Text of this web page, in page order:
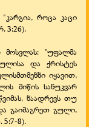
როცა კაცი
3:26).
"უფალმა
და ქრისტეს
იყავით,
მიწის სანუკვარ
ნაადრევს თუ
გაიმაგრეთ გული,
5:7-8).